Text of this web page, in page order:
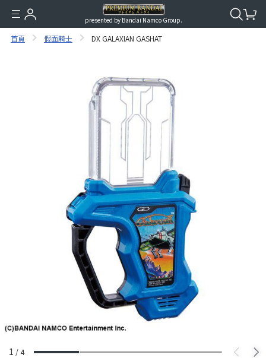
presented by Bandai Namco Group.
首頁 假面騎士 DX GALAXIAN GASHAT
1 /4